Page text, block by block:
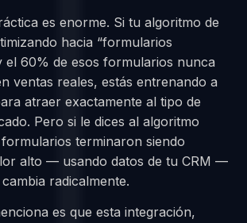
es enorme. Si tu algoritmo de
hacia “formularios
el 60% de esos formularios nunca
ventas reales, estás entrenando a
atraer exactamente al tipo de
Pero si le dices al algoritmo
terminaron siendo
alto — usando datos de tu CRM —
radicalmente.
es que esta integración,